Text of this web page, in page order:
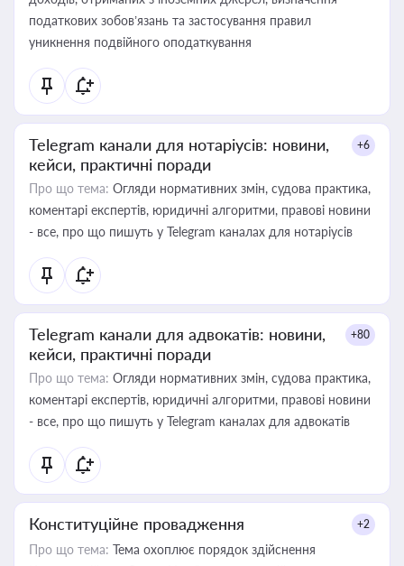
податкових зобов’язань та застосування правил
уникнення подвійного оподаткування
Telegram канали для нотаріусів: новини,
кейси, практичні поради
+6
Про що тема: Огляди нормативних змін, судова практика,
коментарі експертів, юридичні алгоритми, правові новини
- все, про що пишуть у Telegram каналах для нотаріусів
Telegram канали для адвокатів: новини,
кейси, практичні поради
+80
Про що тема: Огляди нормативних змін, судова практика,
коментарі експертів, юридичні алгоритми, правові новини
- все, про що пишуть у Telegram каналах для адвокатів
Конституційне провадження +2
Про що тема: Тема охоплює порядок здійснення